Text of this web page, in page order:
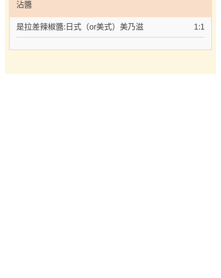
沾醬
是拉差辣椒醬:日式（or美式）美乃滋 1:1